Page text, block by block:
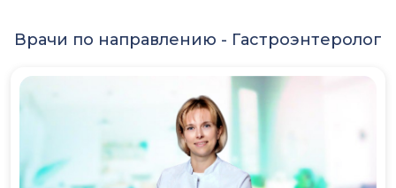
Врачи по направлению - Гастроэнтеролог